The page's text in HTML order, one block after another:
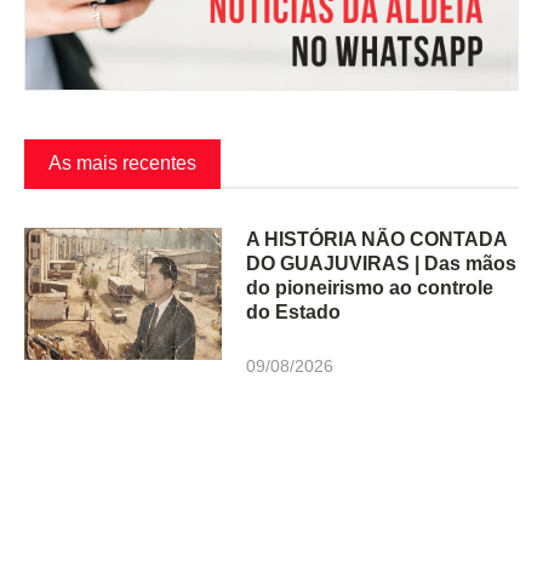
As mais recentes
A HISTÓRIA NÃO CONTADA
DO GUAJUVIRAS | Das mãos
do pioneirismo ao controle
do Estado
09/08/2026